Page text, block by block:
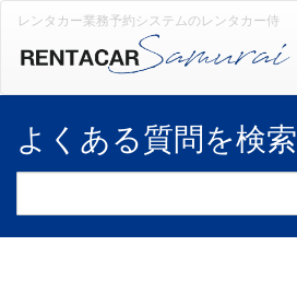
レンタカー業務予約システムのレンタカー侍
よくある質問を検索